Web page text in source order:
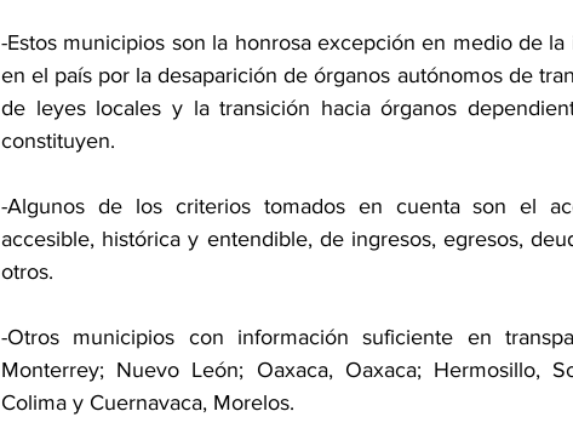
-Estos municipios son la honrosa excepción en medio de
en el país por la desaparición de órganos autónomos de
de leyes locales y la transición hacia órganos
constituyen.
-Algunos de los criterios tomados en cuenta son el
accesible, histórica y entendible, de ingresos, egresos,
otros.
-Otros municipios con información suficiente en
Monterrey; Nuevo León; Oaxaca, Oaxaca; Hermosillo,
Colima y Cuernavaca, Morelos.